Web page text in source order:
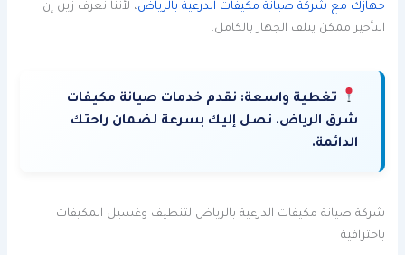
جهازك مع شركة صيانة مكيفات الدرعية بالرياض، لأننا نعرف زين إن
التأخير ممكن يتلف الجهاز بالكامل.
تغطية واسعة: نقدم خدمات صيانة مكيفات
شرق الرياض. نصل إليك بسرعة لضمان راحتك
الدائمة.
شركة صيانة مكيفات الدرعية بالرياض لتنظيف وغسيل المكيفات
باحترافية